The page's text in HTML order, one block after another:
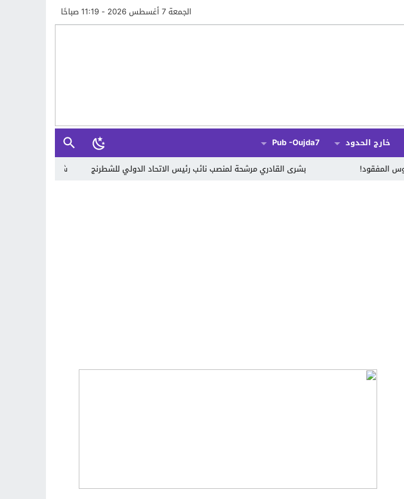
الجمعة 7 أغسطس 2026 - 11:19 صباحًا
خارج الحدود
Pub -oujda7
بشرى القادري مرشحة لمنصب نائب رئيس الاتحاد الدولي للشطرنج شباب المغرب يسقط في فخ هجمات